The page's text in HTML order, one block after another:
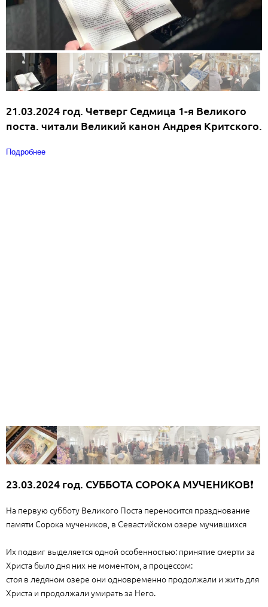
21.03.2024 год. Четверг Седмица 1-я Великого
поста. читали Великий канон Андрея Критского.
Подробнее
23.03.2024 год. СУББОТА СОРОКА МУЧЕНИКОВ❗
На первую субботу Великого Поста переносится празднование
памяти Сорока мучеников, в Севастийском озере мучившихся
Их подвиг выделяется одной особенностью: принятие смерти за
Христа было дня них не моментом, а процессом:
стоя в ледяном озере они одновременно продолжали и жить для
Христа и продолжали умирать за Него.